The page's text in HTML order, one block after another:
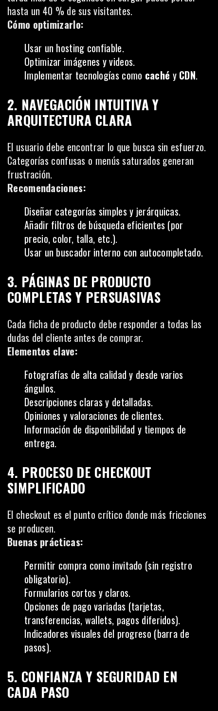
hasta un 40 % de sus visitantes.
Cómo optimizarlo:
Usar un hosting confiable.
Optimizar imágenes y videos.
Implementar tecnologías como caché y CDN.
2. NAVEGACIÓN INTUITIVA Y
ARQUITECTURA CLARA
El usuario debe encontrar lo que busca sin esfuerzo.
Categorías confusas o menús saturados generan
frustración.
Recomendaciones:
Diseñar categorías simples y jerárquicas.
Añadir filtros de búsqueda eficientes (por
precio, color, talla, etc.).
Usar un buscador interno con autocompletado.
3. PÁGINAS DE PRODUCTO
COMPLETAS Y PERSUASIVAS
Cada ficha de producto debe responder a todas las
dudas del cliente antes de comprar.
Elementos clave:
Fotografías de alta calidad y desde varios
ángulos.
Descripciones claras y detalladas.
Opiniones y valoraciones de clientes.
Información de disponibilidad y tiempos de
entrega.
4. PROCESO DE CHECKOUT
SIMPLIFICADO
El checkout es el punto crítico donde más fricciones
se producen.
Buenas prácticas:
Permitir compra como invitado (sin registro
obligatorio).
Formularios cortos y claros.
Opciones de pago variadas (tarjetas,
transferencias, wallets, pagos diferidos).
Indicadores visuales del progreso (barra de
pasos).
5. CONFIANZA Y SEGURIDAD EN
CADA PASO